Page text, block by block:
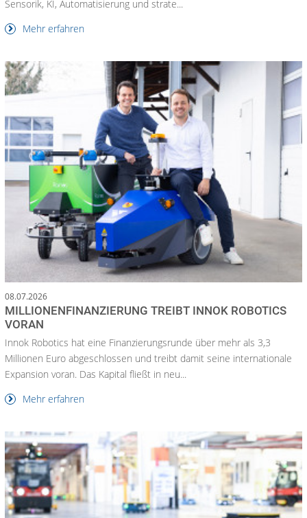
Sensorik, KI, Automatisierung und strate...
Mehr erfahren
08.07.2026
MILLIONENFINANZIERUNG TREIBT INNOK ROBOTICS
VORAN
Innok Robotics hat eine Finanzierungsrunde über mehr als 3,3
Millionen Euro abgeschlossen und treibt damit seine internationale
Expansion voran. Das Kapital fließt in neu...
Mehr erfahren